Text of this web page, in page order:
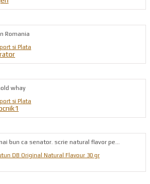
Romania
si Plata
whay
si Plata
bun ca senator. scrie natural flavor pe...
DB Original Natural Flavour 30 gr